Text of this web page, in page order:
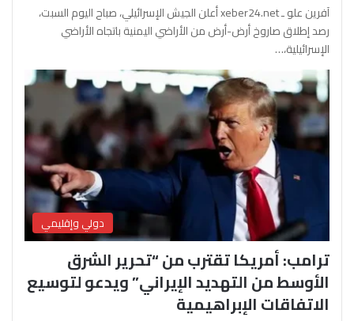
آفرين علو ـ xeber24.net أعلن الجيش الإسرائيلي، صباح اليوم السبت،
رصد إطلاق صاروخ أرض-أرض من الأراضي اليمنية باتجاه الأراضي
الإسرائيلية،…
دولي وإقليمي
ترامب: أمريكا تقترب من “تحرير الشرق
الأوسط من التهديد الإيراني” ويدعو لتوسيع
الاتفاقات الإبراهيمية